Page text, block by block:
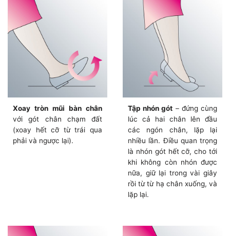
Xoay tròn mũi bàn chân
với gót chân chạm đất
(xoay hết cỡ từ trái qua
phải và ngược lại).
Tập nhón gót – đứng cùng
lúc cả hai chân lên đầu
các ngón chân, lặp lại
nhiều lần. Điều quan trọng
là nhón gót hết cỡ, cho tới
khi không còn nhón được
nữa, giữ lại trong vài giây
rồi từ từ hạ chân xuống, và
lặp lại.